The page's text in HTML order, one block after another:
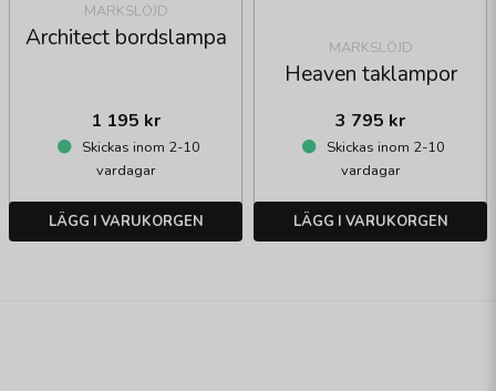
MARKSLÖJD
Architect bordslampa
1 195 kr
Skickas inom 2-10
vardagar
LÄGG I VARUKORGEN
MARKSLÖJD
Heaven taklampor
3 795 kr
Skickas inom 2-10
vardagar
LÄGG I VARUKORGEN